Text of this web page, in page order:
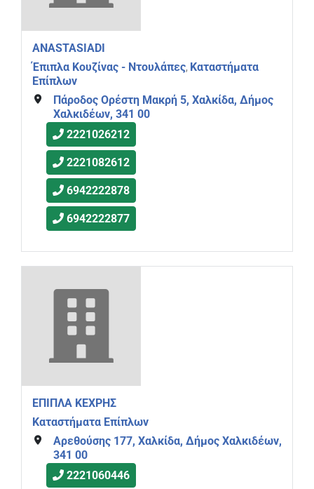
ANASTASIADI
Έπιπλα Κουζίνας - Ντουλάπες, Καταστήματα
Επίπλων
Πάροδος Ορέστη Μακρή 5, Χαλκίδα, Δήμος
Χαλκιδέων, 341 00
2221026212
2221082612
6942222878
6942222877
ΕΠΙΠΛΑ ΚΕΧΡΗΣ
Καταστήματα Επίπλων
Αρεθούσης 177, Χαλκίδα, Δήμος Χαλκιδέων,
341 00
2221060446